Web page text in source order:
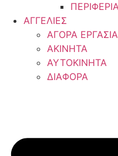
ΑΓΓΕΛΙΕΣ
ΑΓΟΡΑ
ΑΚΙΝΗΤΑ
ΑΥΤΟΚΙΝΗΤΑ
ΔΙΑΦΟΡΑ